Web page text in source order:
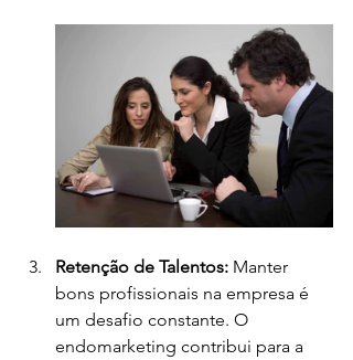
Retenção de Talentos: Manter
bons profissionais na empresa é
um desafio constante. O
endomarketing contribui para a